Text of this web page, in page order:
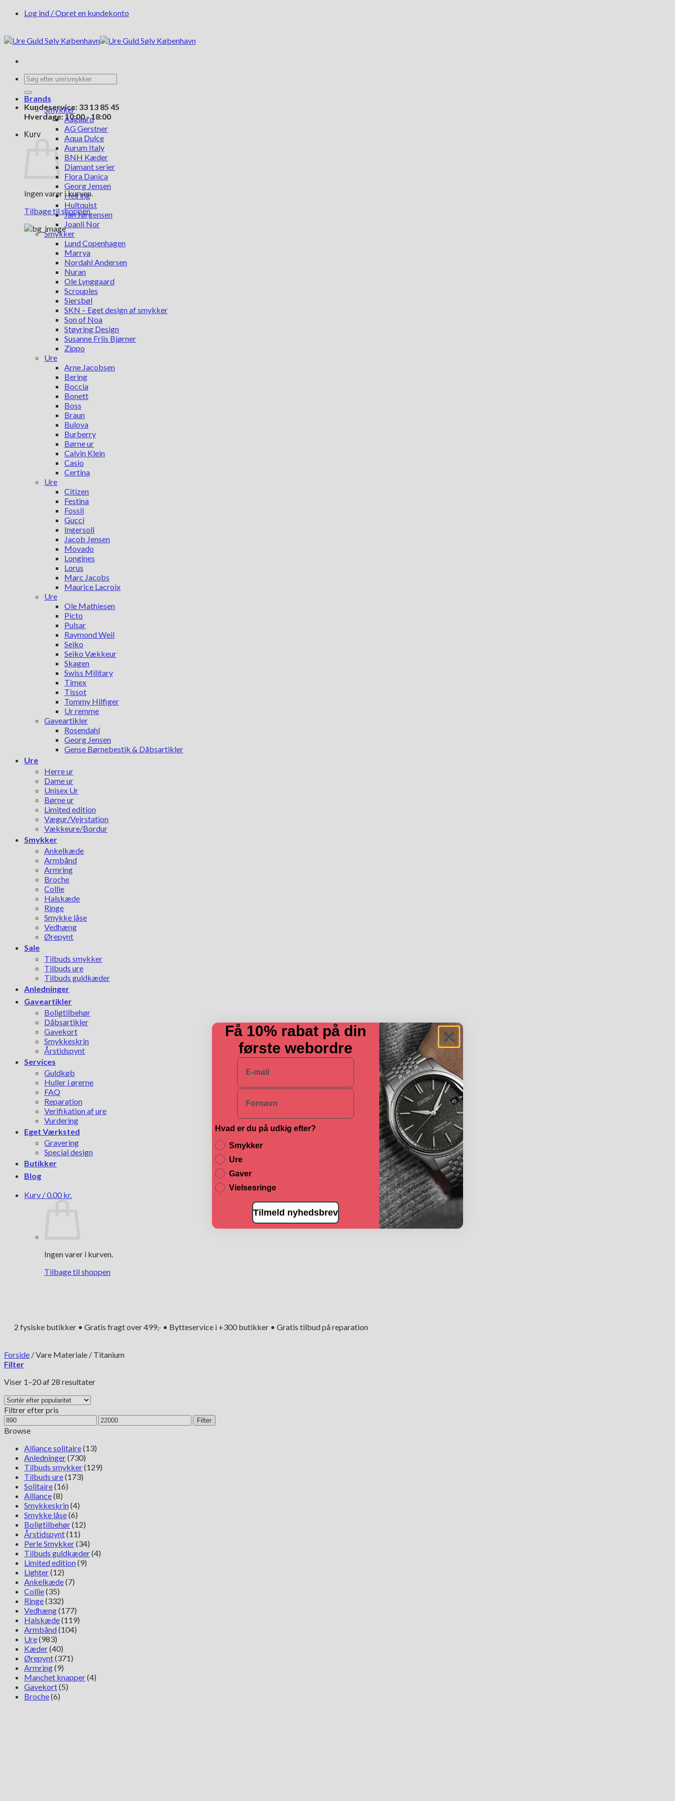
FortsætLog ind / Opret en kundekonto
Søg
efter:
Kundeservice: 33 13 85 45
Hverdage: 10:00 - 18:00
Kurv
Ingen varer i kurven.
Tilbage til shoppen
Brands
Smykker
Aagaard
AG Gerstner
Aqua Dulce
Aurum Italy
BNH Kæder
Diamant serier
Flora Danica
Georg Jensen
Heiring
Hultquist
Jan Jørgensen
Joanli Nor
Smykker
Lund Copenhagen
Marrya
Nordahl Andersen
Nuran
Ole Lynggaard
Scrouples
Siersbøl
SKN – Eget design af smykker
Son of Noa
Støvring Design
Susanne Friis Bjørner
Zippo
Ure
Arne Jacobsen
Bering
Boccia
Bonett
Boss
Braun
Bulova
Burberry
Børne ur
Calvin Klein
Casio
Certina
Ure
Citizen
Festina
Fossil
Gucci
Ingersoll
Jacob Jensen
Movado
Longines
Lorus
Marc Jacobs
Maurice Lacroix
Ure
Ole Mathiesen
Picto
Pulsar
Raymond Weil
Seiko
Seiko Vækkeur
Skagen
Swiss Military
Timex
Tissot
Tommy Hilfiger
Ur remme
Gaveartikler
Rosendahl
Georg Jensen
Gense Børnebestik & Dåbsartikler
Ure
Herre ur
Dame ur
Unisex Ur
Børne ur
Limited edition
Vægur/Vejrstation
Vækkeure/Bordur
Smykker
Ankelkæde
Armbånd
Armring
Broche
Collie
Halskæde
Ringe
Smykke låse
Vedhæng
Ørepynt
Sale
Tilbuds smykker
Tilbuds ure
Tilbuds guldkæder
Anledninger
Gaveartikler
Boligtilbehør
Dåbsartikler
Gavekort
Smykkeskrin
Årstidspynt
Services
Guldkøb
Huller i ørerne
FAQ
Reparation
Verifikation af ure
Vurdering
Eget Værksted
Gravering
Special design
Butikker
Blog
Kurv /0.00 kr.
Ingen varer i kurven.
Tilbage til shoppen
2 fysiske butikker • Gratis fragt over 499,- • Bytteservice i +300 butikker • Gratis tilbud på reparation
Forside /Vare Materiale / Titanium
Filter
Viser 1–20 af 28 resultaterSorteret
Filtrer efter pris
Mindste
pris
Højeste
pris
Filter
Browse
Alliance solitaire(13)
Anledninger(730)
Tilbuds smykker(129)
Tilbuds ure(173)
Solitaire(16)
Alliance(8)
Smykkeskrin(4)
Smykke låse(6)
Boligtilbehør(12)
Årstidspynt(11)
Perle Smykker(34)
Tilbuds guldkæder(4)
Limited edition(9)
Lighter(12)
Ankelkæde(7)
Collie(35)
Ringe(332)
Vedhæng(177)
Halskæde(119)
Armbånd(104)
Ure(983)
Kæder(40)
Ørepynt(371)
Armring(9)
Manchet knapper(4)
Gavekort(5)
Broche(6)
Få 10% rabat på din
første webordre
E-mail
Navn
Hvad er du på udkig efter?
Smykker
Ure
Gaver
Vielsesringe
Tilmeld nyhedsbrev